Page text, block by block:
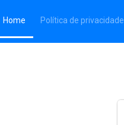
Home(Página atual)
Política de privacidade